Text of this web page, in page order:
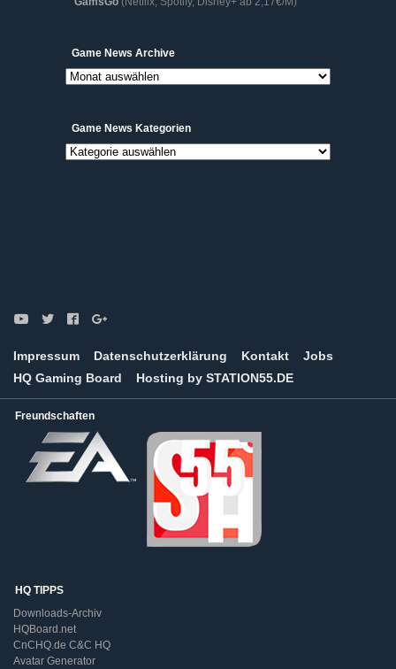
Game News ArchiveGame
News
Archive
Game News Kategorien
Game
Impressum Datenschutzerklärung Kontakt
Jobs
HQ Gaming Board
Hosting by STATION55.DE
Freundschaften
HQ TIPPS
Downloads-Archiv
HQBoard.net
CnCHQ.de C&C HQ
Avatar Generator